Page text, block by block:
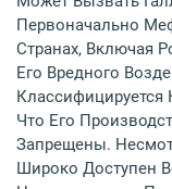
Первоначально
Странах, Включая
Его Вредного
Классифицируется
Что Его
Запрещены.
Широко Доступен